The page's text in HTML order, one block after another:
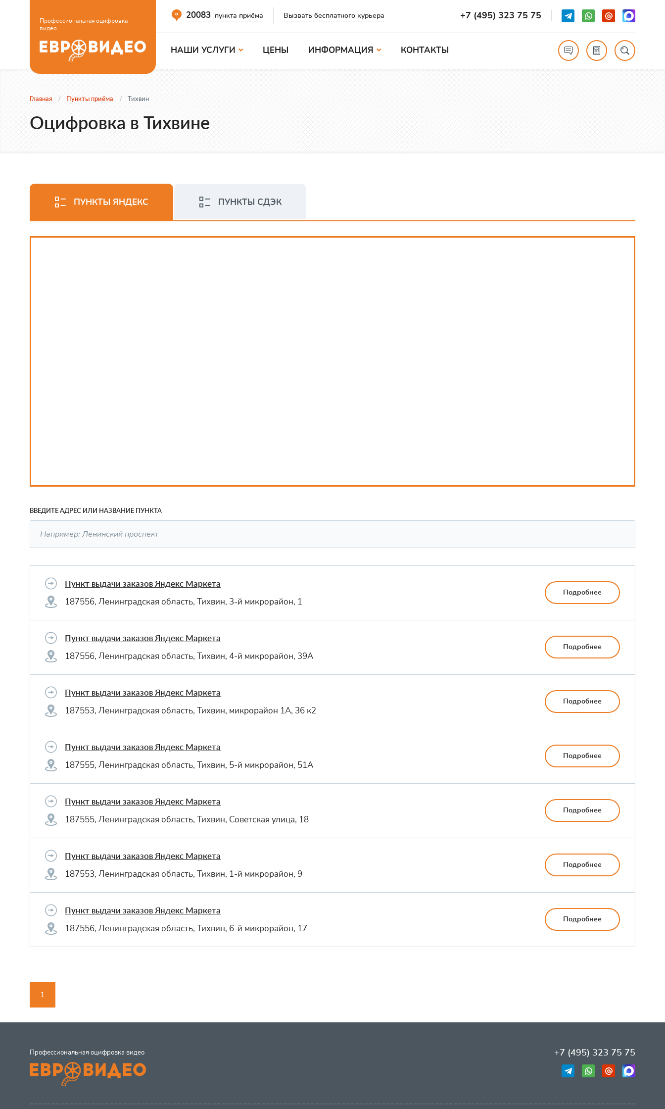
Профессиональная оцифровка
видео
20083 пункта приёма Вызвать бесплатного курьера +7 (495) 323 75 75
НАШИ УСЛУГИ ЦЕНЫ ИНФОРМАЦИЯ КОНТАКТЫ
Главная Пункты приёма Тихвин
Оцифровка в Тихвине
ПУНКТЫ ЯНДЕКС ПУНКТЫ СДЭК
ВВЕДИТЕ АДРЕС ИЛИ НАЗВАНИЕ ПУНКТА
Пункт выдачи заказов Яндекс Маркета
187556, Ленинградская область, Тихвин, 3-й микрорайон, 1
Подробнее
Пункт выдачи заказов Яндекс Маркета
187556, Ленинградская область, Тихвин, 4-й микрорайон, 39А
Подробнее
Пункт выдачи заказов Яндекс Маркета
187553, Ленинградская область, Тихвин, микрорайон 1А, 36 к2
Подробнее
Пункт выдачи заказов Яндекс Маркета
187555, Ленинградская область, Тихвин, 5-й микрорайон, 51А
Подробнее
Пункт выдачи заказов Яндекс Маркета
187555, Ленинградская область, Тихвин, Советская улица, 18
Подробнее
Пункт выдачи заказов Яндекс Маркета
187553, Ленинградская область, Тихвин, 1-й микрорайон, 9
Подробнее
Пункт выдачи заказов Яндекс Маркета
187556, Ленинградская область, Тихвин, 6-й микрорайон, 17
Подробнее
1
Профессиональная оцифровка видео +7 (495) 323 75 75